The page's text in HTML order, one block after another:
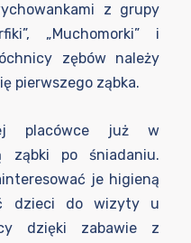
z grupy
„Muchomorki” i
zębów należy
pierwszego ząbka.
placówce już w
ząbki po śniadaniu.
je higieną
dzieci do wizyty u
dzięki zabawie z